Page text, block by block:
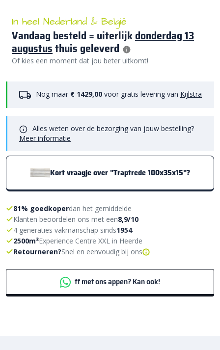
In heel Nederland & België
Vandaag besteld = uiterlijkdonderdag 13
augustusthuis geleverd
Of kies een moment dat jou beter uitkomt!
Nog maar € 1429,00 voor gratis levering van Kijlstra
Alles weten over de bezorging van jouw bestelling?
Meer informatie
Kort vraagje over "Traptrede 100x35x15"?
81% goedkoperdan het gemiddelde
Klanten beoordelen ons met een8,9/10
4 generaties vakmanschap sinds1954
2500m²Experience Centre XXL in Heerde
Retourneren?Snel en eenvoudig bij ons
ff met ons appen? Kan ook!